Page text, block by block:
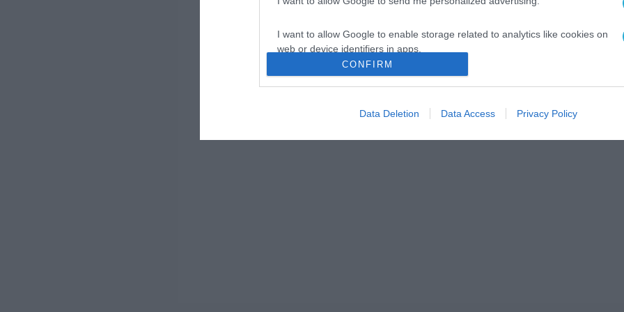
I want to allow Google to enable storage related to analytics like cookies on
web or device identifiers in apps.
I want to allow Google to enable storage related to functionality of the website
I want to allow Google to enable storage related to personalization.
CONFIRM
Data Deletion Data Access Privacy Policy